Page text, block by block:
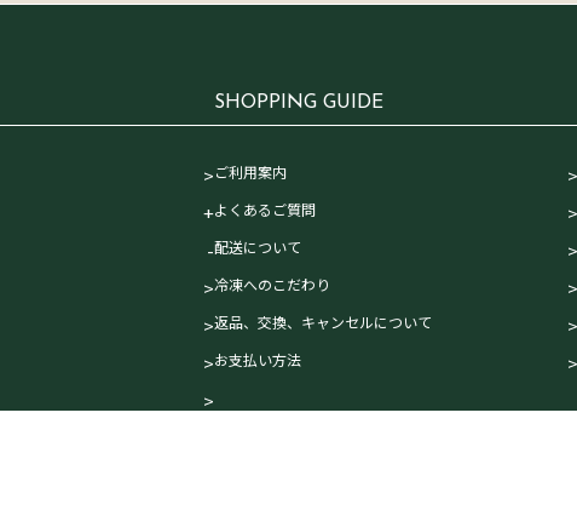
SHOPPING GUIDE
ご利用案内
よくあるご質問
配送について
冷凍へのこだわり
返品、交換、キャンセルについて
お支払い方法